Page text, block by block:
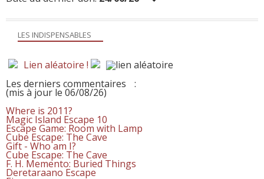
LES INDISPENSABLES
Lien aléatoire !
Les derniers commentaires
:
(mis à jour le 06/08/26)
Where is 2011?
Magic Island Escape 10
Escape Game: Room with Lamp
Cube Escape: The Cave
Gift - Who am I?
Cube Escape: The Cave
F. H. Memento: Buried Things
Deretaraano Escape